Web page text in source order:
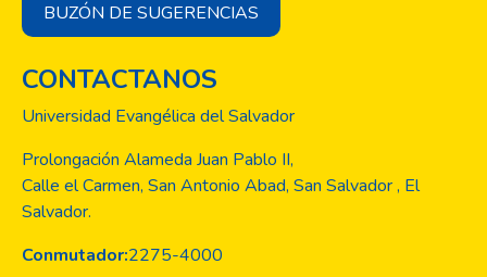
BUZÓN DE SUGERENCIAS
CONTACTANOS
Universidad Evangélica del Salvador
Prolongación Alameda Juan Pablo II,
Calle el Carmen, San Antonio Abad, San Salvador , El
Salvador.
Conmutador:2275-4000